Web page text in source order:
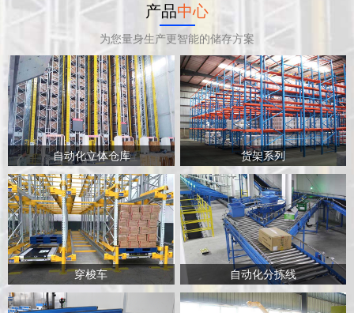
产品中心
为您量身生产更智能的储存方案
自动化立体仓库 货架系列
穿梭车 自动化分拣线